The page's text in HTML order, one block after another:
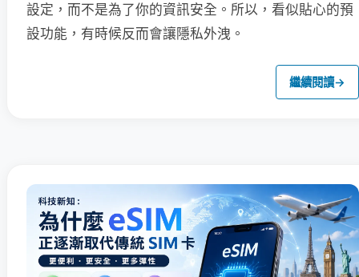
設定，而不是為了你的資訊安全。所以，看似貼心的預
設功能，有時候反而會讓隱私外洩。
繼續閱讀→